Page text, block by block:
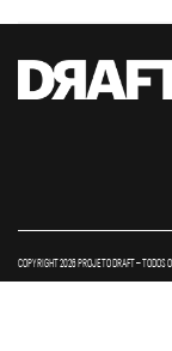
COPYRIGHT 2026 PROJETO DRAFT – TODOS